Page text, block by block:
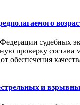
судебных
проверку состава
обеспечения
и